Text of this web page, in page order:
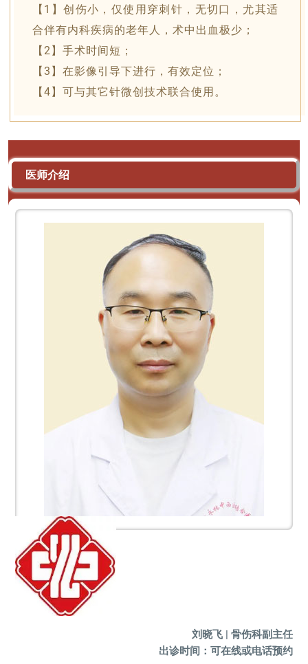
【1】创伤小，仅使用穿刺针，无切口，尤其适
合伴有内科疾病的老年人，术中出血极少；
【 2 】手术时间短；
【3】在影像引导下进行，有效定位；
【4】可与其它针微创技术联合使用。
医师介绍
刘晓飞 | 骨伤科副主任
出诊时间：可在线或电话预约